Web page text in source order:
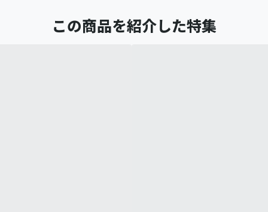
この商品を紹介した特集